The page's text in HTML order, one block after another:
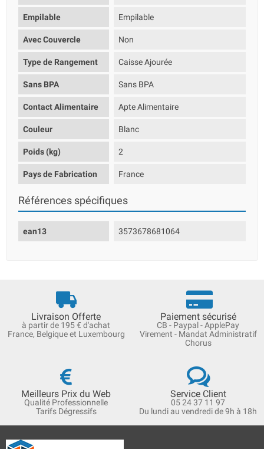
Empilable Empilable
Avec Couvercle Non
Type de Rangement Caisse Ajourée
Sans BPA Sans BPA
Contact Alimentaire Apte Alimentaire
Couleur Blanc
Poids (kg) 2
Pays de Fabrication France
Références spécifiques
ean13 3573678681064
Livraison Offerte
à partir de 195 € d'achat
France, Belgique et Luxembourg
Paiement sécurisé
CB - Paypal - ApplePay
Virement - Mandat Administratif
Chorus
Meilleurs Prix du Web
Qualité Professionnelle
Tarifs Dégressifs
Service Client
05 24 37 11 97
Du lundi au vendredi de 9h à 18h